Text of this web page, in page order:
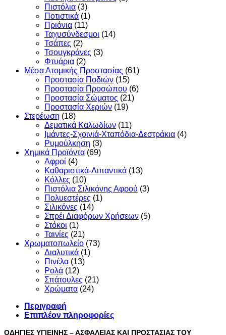
Πιστόλια (3)
Ποτιστικά (1)
Πριόνια (11)
Ταχυσύνδεσμοι (14)
Τσάπες (2)
Τσουγκράνες (3)
Φτυάρια (2)
Μέσα Ατομικής Προστασίας (61)
Προστασία Ποδιών (15)
Προστασία Προσώπου (6)
Προστασία Σώματος (21)
Προστασία Χεριών (19)
Στερέωση (18)
Δεματικά Καλωδίων (11)
Ιμάντες-Σχοινιά-Χταπόδια-Δεστράκια (4)
Ρυμούλκηση (3)
Χημικά Προϊόντα (69)
Αφροί (4)
Καθαριστικά-Λιπαντικά (13)
Κόλλες (10)
Πιστόλια Σιλικόνης Αφρού (3)
Πολυεστέρες (1)
Σιλικόνες (14)
Σπρέι Διαφόρων Χρήσεων (5)
Στόκοι (1)
Ταινίες (21)
Χρωματοπωλείο (73)
Διαλυτικά (1)
Πινέλα (13)
Ρολά (12)
Σπάτουλες (21)
Χρώματα (24)
Περιγραφή
Επιπλέον πληροφορίες
ΟΔΗΓΙΕΣ ΥΓΙΕΙΝΗΣ – ΑΣΦΑΛΕΙΑΣ ΚΑΙ ΠΡΟΣΤΑΣΙΑΣ ΤΟΥ